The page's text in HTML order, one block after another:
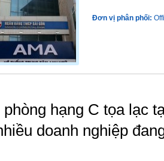
Đơn vị phân phối:
phòng hạng C tọa lạc
doanh nghiệp